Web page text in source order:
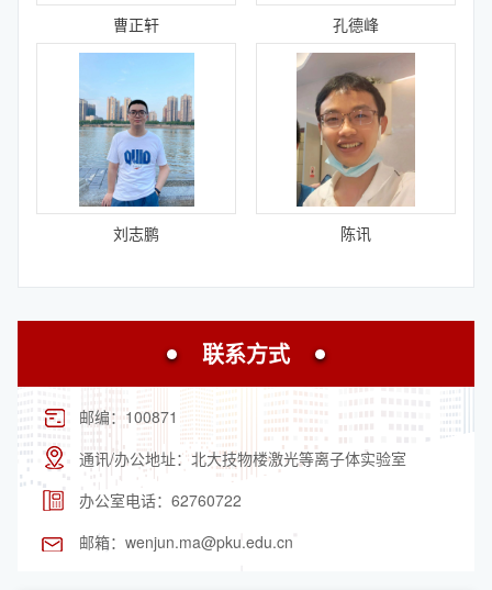
曹正轩 孔德峰
刘志鹏 陈讯
联系方式
邮编： 100871
通讯/办公地址：北大技物楼激光等离子体实验室
办公室电话： 62760722
邮箱： wenjun.ma@pku.edu.cn